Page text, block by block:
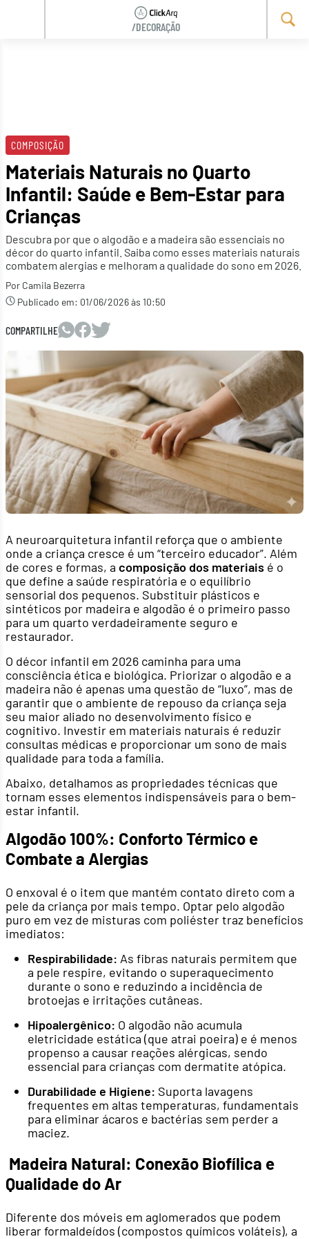
/DECORAÇÃO
COMPOSIÇÃO
Materiais Naturais no Quarto
Infantil: Saúde e Bem-Estar para
Crianças
Descubra por que o algodão e a madeira são essenciais no
décor do quarto infantil. Saiba como esses materiais naturais
combatem alergias e melhoram a qualidade do sono em 2026.
Por Camila Bezerra
Publicado em: 01/06/2026 às 10:50
COMPARTILHE
A neuroarquitetura infantil reforça que o ambiente
onde a criança cresce é um “terceiro educador”. Além
de cores e formas, a composição dos materiais é o
que define a saúde respiratória e o equilíbrio
sensorial dos pequenos. Substituir plásticos e
sintéticos por madeira e algodão é o primeiro passo
para um quarto verdadeiramente seguro e
restaurador.
O décor infantil em 2026 caminha para uma
consciência ética e biológica. Priorizar o algodão e a
madeira não é apenas uma questão de “luxo”, mas de
garantir que o ambiente de repouso da criança seja
seu maior aliado no desenvolvimento físico e
cognitivo. Investir em materiais naturais é reduzir
consultas médicas e proporcionar um sono de mais
qualidade para toda a família.
Abaixo, detalhamos as propriedades técnicas que
tornam esses elementos indispensáveis para o bem-
estar infantil.
Algodão 100%: Conforto Térmico e
Combate a Alergias
O enxoval é o item que mantém contato direto com a
pele da criança por mais tempo. Optar pelo algodão
puro em vez de misturas com poliéster traz benefícios
imediatos:
Respirabilidade: As fibras naturais permitem que
a pele respire, evitando o superaquecimento
durante o sono e reduzindo a incidência de
brotoejas e irritações cutâneas.
Hipoalergênico: O algodão não acumula
eletricidade estática (que atrai poeira) e é menos
propenso a causar reações alérgicas, sendo
essencial para crianças com dermatite atópica.
Durabilidade e Higiene: Suporta lavagens
frequentes em altas temperaturas, fundamentais
para eliminar ácaros e bactérias sem perder a
maciez.
Madeira Natural: Conexão Biofílica e
Qualidade do Ar
Diferente dos móveis em aglomerados que podem
liberar formaldeídos (compostos químicos voláteis), a